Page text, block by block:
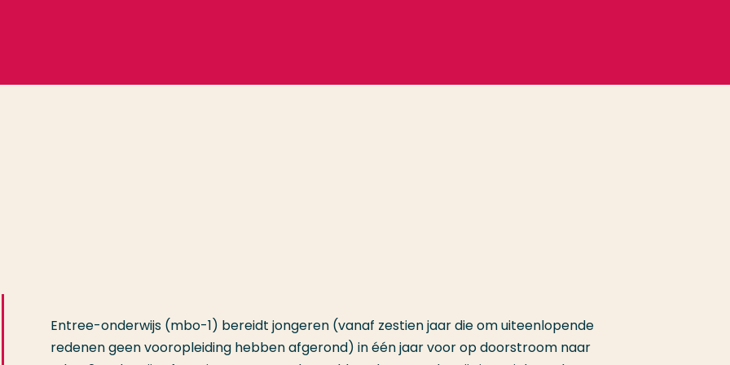
Entree-onderwijs (mbo-1) bereidt jongeren (vanaf zestien jaar die om uiteenlopende
redenen geen vooropleiding hebben afgerond) in één jaar voor op doorstroom naar